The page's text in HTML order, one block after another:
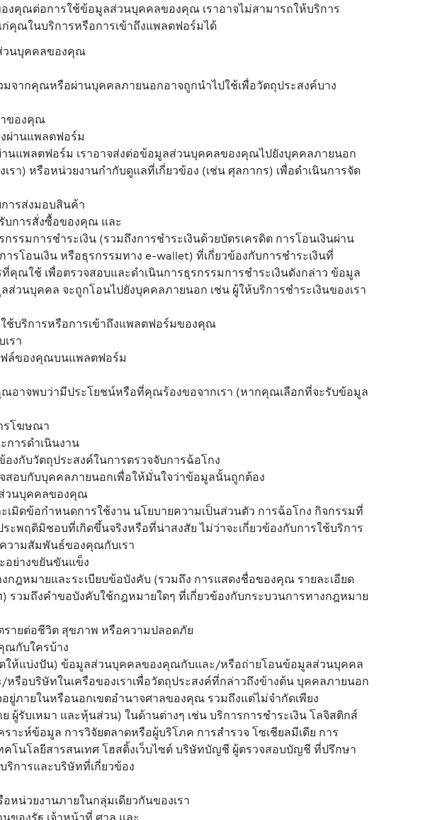
งคุณต่อการใช้ข้อมูลส่วนบุคคลของคุณ เราอาจไม่สามารถให้บริการ
คุณในบริการหรือการเข้าถึงแพลตฟอร์มได้
วนบุคคลของคุณ
จากคุณหรือผ่านบุคคลภายนอกอาจถูกนำไปใช้เพื่อวัตถุประสงค์บาง
าของคุณ
ผ่านแพลตฟอร์ม
แพลตฟอร์ม เราอาจส่งต่อข้อมูลส่วนบุคคลของคุณไปยังบุคคลภายนอก
รา) หรือหน่วยงานกำกับดูแลที่เกี่ยวข้อง (เช่น ศุลกากร) เพื่อดำเนินการจัด
ารส่งมอบสินค้า
บการสั่งซื้อของคุณ และ
รรมการชำระเงิน (รวมถึงการชำระเงินด้วยบัตรเครดิต การโอนเงินผ่าน
รโอนเงิน หรือธุรกรรมทาง e-wallet) ที่เกี่ยวข้องกับการชำระเงินที่
ณใช้ เพื่อตรวจสอบและดำเนินการธุรกรรมการชำระเงินดังกล่าว ข้อมูล
ส่วนบุคคล จะถูกโอนไปยังบุคคลภายนอก เช่น ผู้ให้บริการชำระเงินของเรา
ช้บริการหรือการเข้าถึงแพลตฟอร์มของคุณ
รา
ฟล์ของคุณบนแพลตฟอร์ม
อาจพบว่ามีประโยชน์หรือที่คุณร้องขอจากเรา (หากคุณเลือกที่จะรับข้อมูล
รโฆษณา
การดำเนินงาน
งกับวัตถุประสงค์ในการตรวจจับการฉ้อโกง
จสอบกับบุคคลภายนอกเพื่อให้มั่นใจว่าข้อมูลนั้นถูกต้อง
ส่วนบุคคลของคุณ
เมิดข้อกำหนดการใช้งาน นโยบายความเป็นส่วนตัว การฉ้อโกง กิจกรรมที่
ะพฤติมิชอบที่เกิดขึ้นจริงหรือที่น่าสงสัย ไม่ว่าจะเกี่ยวข้องกับการใช้บริการ
ความสัมพันธ์ของคุณกับเรา
อย่างขยันขันแข็ง
กฎหมายและระเบียบข้อบังคับ (รวมถึง การแสดงชื่อของคุณ รายละเอียด
รวมถึงคำขอบังคับใช้กฎหมายใดๆ ที่เกี่ยวข้องกับกระบวนการทางกฎหมาย
รายต่อชีวิต สุขภาพ หรือความปลอดภัย
ณกับใครบ้าง
ให้แบ่งปัน) ข้อมูลส่วนบุคคลของคุณกับและ/หรือถ่ายโอนข้อมูลส่วนบุคคล
รือบริษัทในเครือของเราเพื่อวัตถุประสงค์ที่กล่าวถึงข้างต้น บุคคลภายนอก
ยู่ภายในหรือนอกเขตอำนาจศาลของคุณ รวมถึงแต่ไม่จำกัดเพียง
ผู้รับเหมา และหุ้นส่วน) ในด้านต่างๆ เช่น บริการการชำระเงิน โลจิสติกส์
าะห์ข้อมูล การวิจัยตลาดหรือผู้บริโภค การสำรวจ โซเชียลมีเดีย การ
คโนโลยีสารสนเทศ โฮสติ้งเว็บไซต์ บริษัทบัญชี ผู้ตรวจสอบบัญชี ที่ปรึกษา
การและบริษัทที่เกี่ยวข้อง
หน่วยงานภายในกลุ่มเดียวกันของเรา